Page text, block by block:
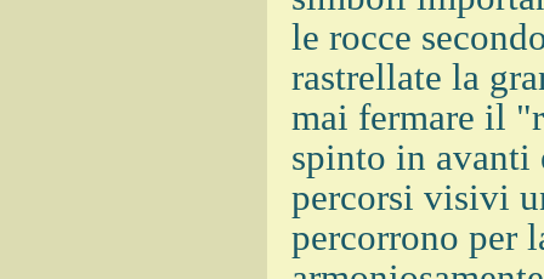
le rocce
rastrellate la
mai fermare il
spinto in avanti
percorsi visivi
percorrono per